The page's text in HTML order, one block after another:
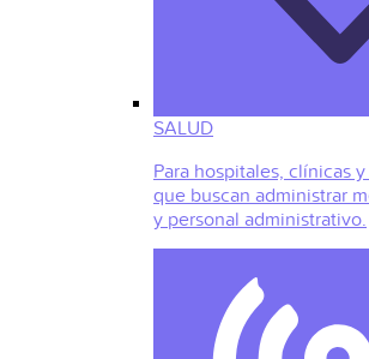
SALUD
Para hospitales, clínicas
que buscan administrar
y personal administrativo.